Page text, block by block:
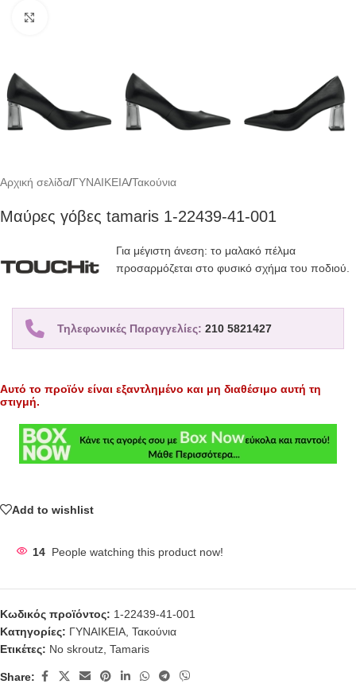
Αρχική σελίδα/ΓΥΝΑΙΚΕΙΑ/Τακούνια
Μαύρες γόβες tamaris 1-22439-41-001
Για μέγιστη άνεση: το μαλακό πέλμα
προσαρμόζεται στο φυσικό σχήμα του ποδιού.
Τηλεφωνικές Παραγγελίες: 210 5821427
Αυτό το προϊόν είναι εξαντλημένο και μη διαθέσιμο αυτή τη
στιγμή.
Add to wishlist
14 People watching this product now!
Κωδικός προϊόντος: 1-22439-41-001
Κατηγορίες: ΓΥΝΑΙΚΕΙΑ Τακούνια
Ετικέτες: No skroutz Tamaris
Share: